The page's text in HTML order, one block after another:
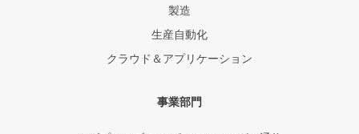
製造
生産自動化
クラウド＆アプリケーション
事業部門